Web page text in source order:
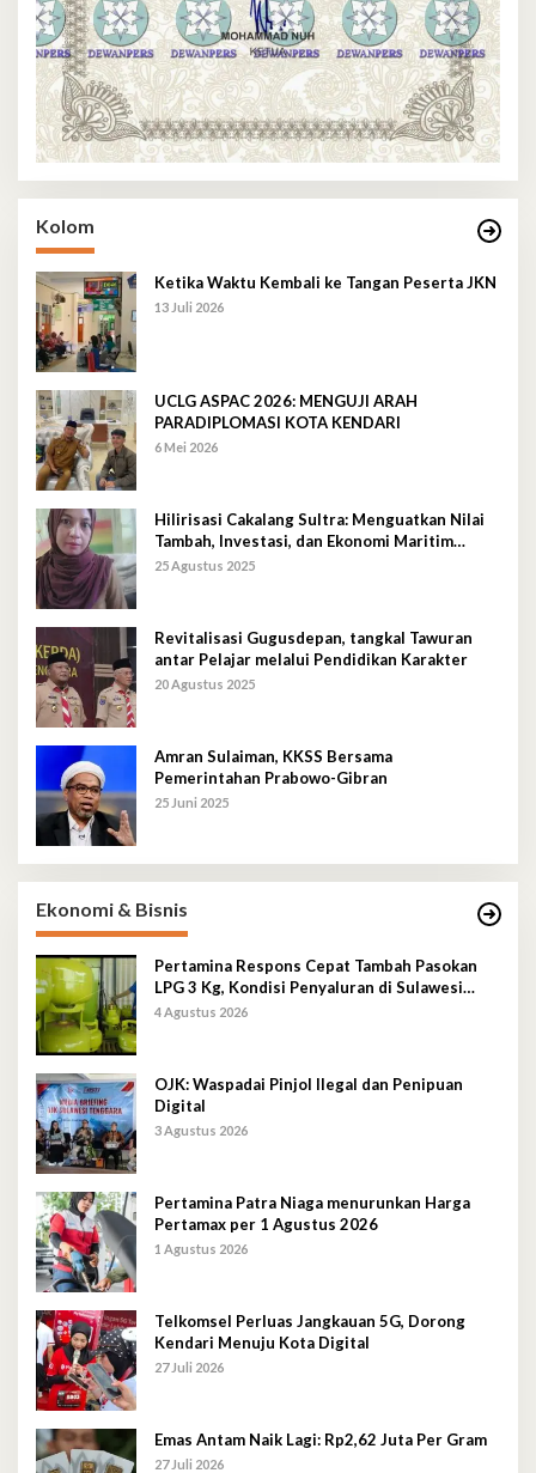
Kolom
Ketika Waktu Kembali ke Tangan Peserta JKN
13 Juli 2026
UCLG ASPAC 2026: MENGUJI ARAH
PARADIPLOMASI KOTA KENDARI
6 Mei 2026
Hilirisasi Cakalang Sultra: Menguatkan Nilai
Tambah, Investasi, dan Ekonomi Maritim
Berkelanjutan
25 Agustus 2025
Revitalisasi Gugusdepan, tangkal Tawuran
antar Pelajar melalui Pendidikan Karakter
20 Agustus 2025
Amran Sulaiman, KKSS Bersama
Pemerintahan Prabowo-Gibran
25 Juni 2025
Ekonomi & Bisnis
Pertamina Respons Cepat Tambah Pasokan
LPG 3 Kg, Kondisi Penyaluran di Sulawesi
Selatan Berlangsung Kondusif
4 Agustus 2026
OJK: Waspadai Pinjol Ilegal dan Penipuan
Digital
3 Agustus 2026
Pertamina Patra Niaga menurunkan Harga
Pertamax per 1 Agustus 2026
1 Agustus 2026
Telkomsel Perluas Jangkauan 5G, Dorong
Kendari Menuju Kota Digital
27 Juli 2026
Emas Antam Naik Lagi: Rp2,62 Juta Per Gram
27 Juli 2026